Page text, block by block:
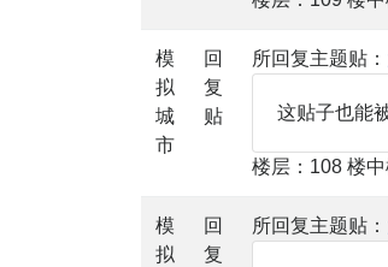
模
拟
城
市
回
复
贴
所回复主题贴：
这贴子也能
楼层：108 楼
模
拟
回
复
所回复主题贴：